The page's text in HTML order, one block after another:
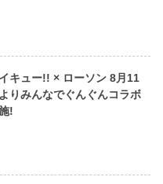
キュー!! × ローソン 8月11
りみんなでぐんぐんコラボ
!